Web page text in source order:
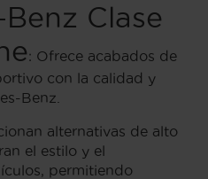
Clase
: Ofrece acabados de
con la calidad y
Benz.
alternativas de alto
el estilo y el
permitiendo